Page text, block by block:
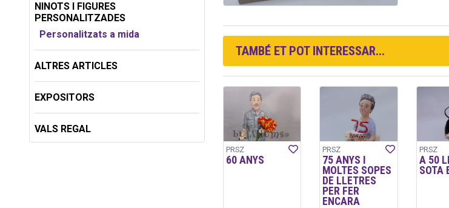
NINOTS I FIGURES
PERSONALITZADES
Personalitzats a mida
ALTRES ARTICLES
EXPOSITORS
VALS REGAL
TAMBÉ ET POT INTERESSAR...
PRSZ
60 ANYS
PRSZ
75 ANYS I
MOLTES SOPES
DE LLETRES
PER FER
ENCARA
PRSZ
A 50
SOTA